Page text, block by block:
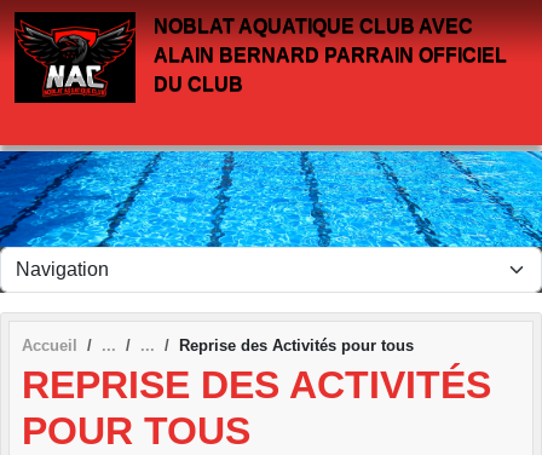
NOBLAT AQUATIQUE CLUB AVEC
ALAIN BERNARD PARRAIN OFFICIEL
DU CLUB
Accueil Reprise des Activités pour tous
REPRISE DES ACTIVITÉS
POUR TOUS
Panneau de gestion des cookies